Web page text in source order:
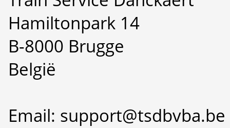
Hamiltonpark 14
B-8000 Brugge
België
Email: support@tsdbvba.be